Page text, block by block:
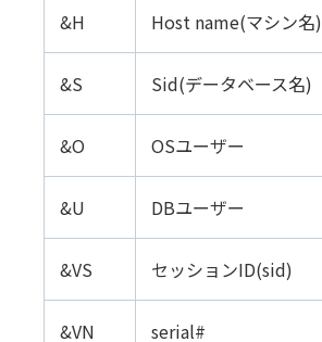
&H Host name(マシン名)
&S Sid(データベース名)
&O OSユーザー
&U DBユーザー
&VS セッションID(sid)
&VN serial#